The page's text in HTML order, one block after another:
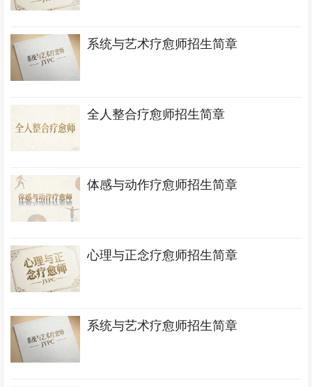
系统与艺术疗愈师招生简章
全人整合疗愈师招生简章
体感与动作疗愈师招生简章
心理与正念疗愈师招生简章
系统与艺术疗愈师招生简章